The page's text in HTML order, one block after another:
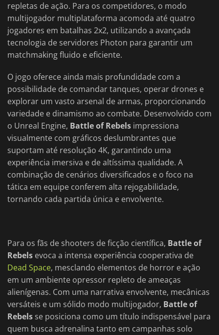
repletas de ação. Para os competidores, o modo
multijogador multiplataforma acomoda até quatro
jogadores em batalhas 2x2, utilizando a avançada
tecnologia de servidores Photon para garantir um
matchmaking fluido e eficiente.
O jogo oferece ainda mais profundidade com a
possibilidade de comandar tanques, operar drones e
explorar um vasto arsenal de armas, proporcionando
variedade e dinamismo ao combate. Desenvolvido com
o Unreal Engine, Battle of Rebels impressiona
visualmente com gráficos deslumbrantes que
suportam até resolução 4K, garantindo uma
experiência imersiva e de altíssima qualidade. A
combinação de cenários diversificados e o foco na
tática em equipe conferem alta rejogabilidade,
tornando cada partida única e envolvente.
Para os fãs de shooters de ficção científica, Battle of
Rebels evoca a intensa experiência cooperativa de
Dead Space, mesclando elementos de horror e ação
em um ambiente opressor repleto de ameaças
alienígenas. Com uma narrativa envolvente, mecânicas
versáteis e um sólido modo multijogador, Battle of
Rebels se posiciona como um título indispensável para
quem busca adrenalina tanto em campanhas solo